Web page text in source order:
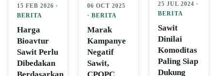
15 FEB 2026 ·
BERITA
Harga
Bioavtur
Sawit Perlu
Dibedakan
06 OCT 2025
·BERITA
Marak
Kampanye
Negatif
Sawit,
25 JUL 2024 ·
BERITA
Sawit
Dinilai
Komoditas
Paling Siap
Dukung